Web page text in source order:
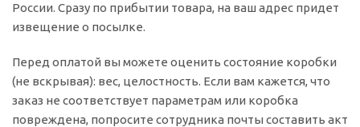
России. Сразу по прибытии товара, на ваш адрес придет
извещение о посылке.
Перед оплатой вы можете оценить состояние коробки
(не вскрывая): вес, целостность. Если вам кажется, что
заказ не соответствует параметрам или коробка
повреждена, попросите сотрудника почты составить акт